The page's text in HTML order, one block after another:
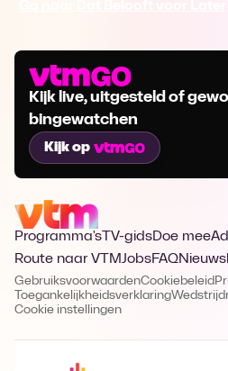
Kijk live, uitgesteld of
bingewatchen
Kijk op
Programma's TV-gidsDoe mee
Route naar VTMJobsFAQ
GebruiksvoorwaardenCookiebeleid
Toegankelijkheidsverklaring
Cookie instellingen